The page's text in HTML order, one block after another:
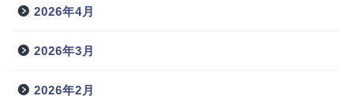
2026年4月
2026年3月
2026年2月